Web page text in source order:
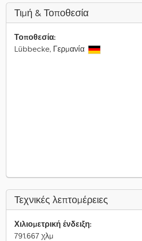
Τιμή & Τοποθεσία
Τοποθεσία:
Lübbecke, Γερμανία
Τεχνικές λεπτομέρειες
Χιλιομετρική ένδειξη:
791.667 χλμ